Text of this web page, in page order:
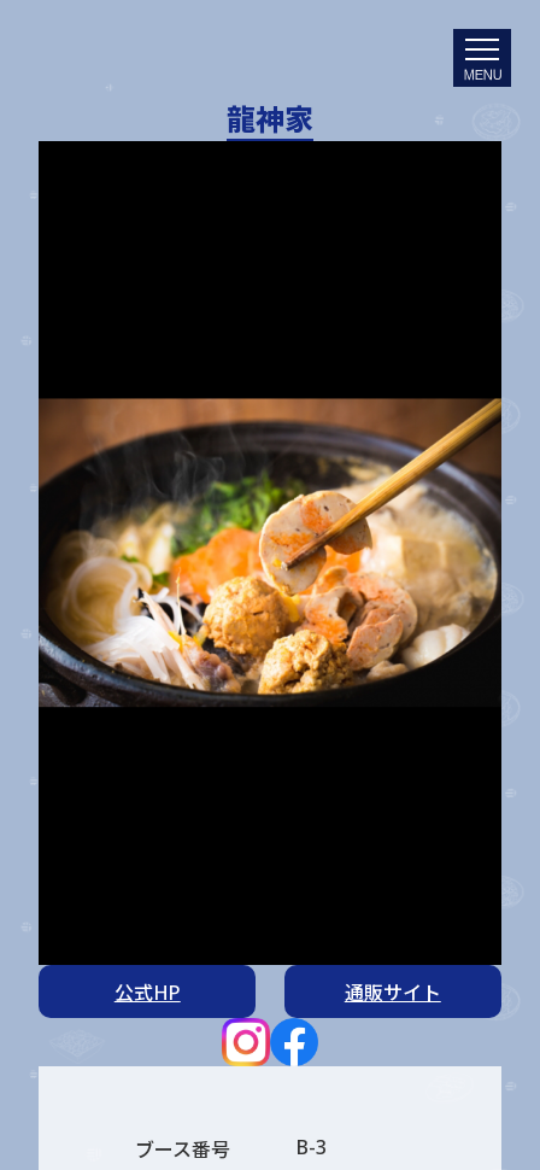
MENU
龍神家
ブース番号 B-3
公式HP 通販サイト